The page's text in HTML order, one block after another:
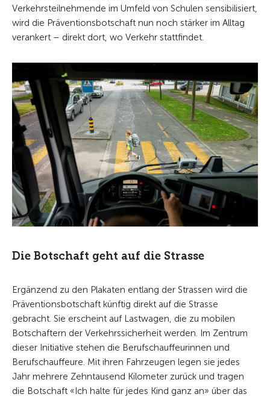
Verkehrsteilnehmende im Umfeld von Schulen sensibilisiert,
wird die Präventionsbotschaft nun noch stärker im Alltag
verankert – direkt dort, wo Verkehr stattfindet.
Die Botschaft geht auf die Strasse
Ergänzend zu den Plakaten entlang der Strassen wird die
Präventionsbotschaft künftig direkt auf die Strasse
gebracht. Sie erscheint auf Lastwagen, die zu mobilen
Botschaftern der Verkehrssicherheit werden. Im Zentrum
dieser Initiative stehen die Berufschauffeurinnen und
Berufschauffeure. Mit ihren Fahrzeugen legen sie jedes
Jahr mehrere Zehntausend Kilometer zurück und tragen
die Botschaft «Ich halte für jedes Kind ganz an» über das